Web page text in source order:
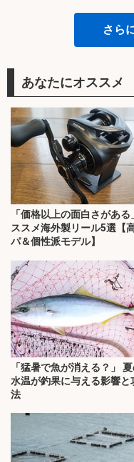
さら
あなたにオススメ
「価格以上の面白さがある
ススメ海外製リール5選【
パ＆個性派モデル】
「猛暑で魚が消える？」
水温が釣果に与える影響と
法